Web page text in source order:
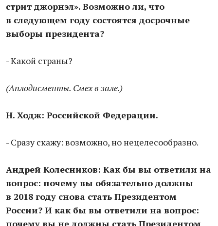
стрит джорнэл». Возможно ли, что
в следующем году состоятся досрочные
выборы президента?
- Какой страны?
(Аплодисменты. Смех в зале.)
Н. Ходж: Российской Федерации.
- Сразу скажу: возможно, но нецелесообразно.
Андрей Колесников: Как бы вы ответили на
вопрос: почему вы обязательно должны
в 2018 году снова стать Президентом
России? И как бы вы ответили на вопрос:
почему вы не должны стать Президентом